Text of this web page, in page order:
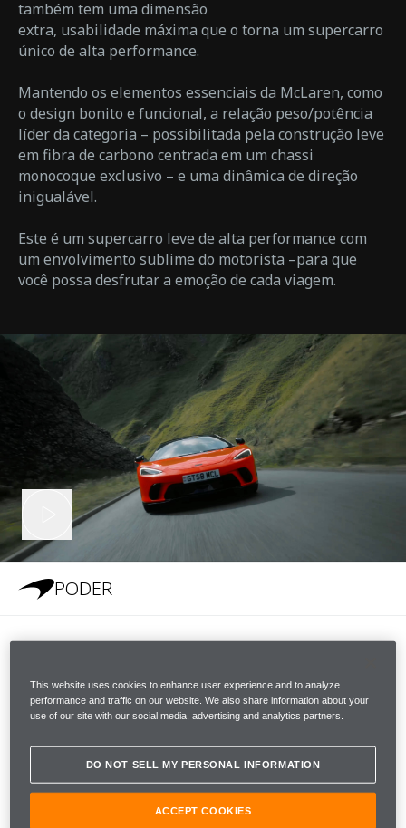
também tem uma dimensão
extra, usabilidade máxima que o torna um supercarro
único de alta performance.
Mantendo os elementos essenciais da McLaren, como
o design bonito e funcional, a relação peso/potência
líder da categoria – possibilitada pela construção leve
em fibra de carbono centrada em um chassi
monocoque exclusivo – e uma dinâmica de direção
inigualável.
Este é um supercarro leve de alta performance com
um envolvimento sublime do motorista –para que
você possa desfrutar a emoção de cada viagem.
PODER
PODER
categoria. O coração de supercarro, a pureza das
respostas e a incrível aceleração definem seu caráter.
O carro reage rapidamente e despertará seus
sentidos. Agora mais do que nunca, com mais potência
This website uses cookies to enhance user experience and to analyze
performance and traffic on our website. We also share information about your
use of our site with our social media, advertising and analytics partners.
DO NOT SELL MY PERSONAL INFORMATION
ACCEPT COOKIES